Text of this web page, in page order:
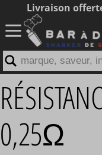
0,25Ω
Livraison